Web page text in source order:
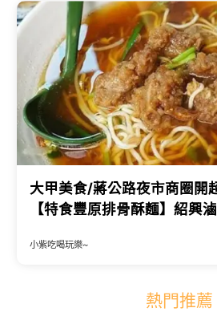
大甲美食/蔣公路夜市商圈開
【特食豐原排骨酥麵】紹興
小紫吃喝玩樂~
熱門推薦